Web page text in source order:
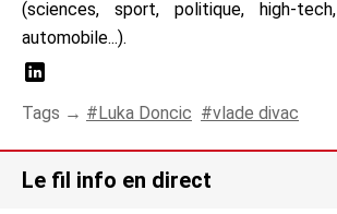
(sciences, sport, politique, high-tech,
automobile...).
Tags → Luka Doncic vlade divac
Le fil info en direct